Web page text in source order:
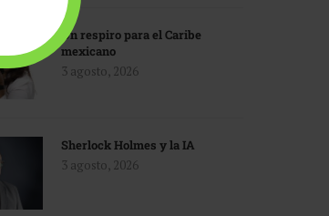
Un respiro para el Caribe
mexicano
3 agosto, 2026
Sherlock Holmes y la IA
3 agosto, 2026